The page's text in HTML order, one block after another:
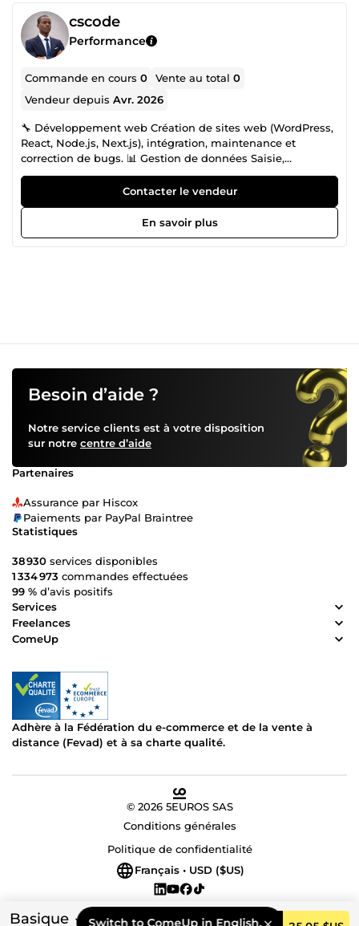
Basique
cscode
Performance
Commande en cours0 Vente au total0
Vendeur depuisAvr. 2026
🔧 Développement web Création de sites web (WordPress,
React, Node.js, Next.js), intégration, maintenance et
correction de bugs. 📊 Gestion de données Saisie,
nettoyage, organisation Excel/Google Sheets, conversion
PDF en tableaux exploitables. ⚡ Pourquoi moi ? Licence en
Informatique de Gestion · Livraison dans les délais
Disponible sur les horaires européens · Je réponds dans
l'heure.
Contacter le vendeur
En savoir plus
Switch to ComeUp in English.
Besoin d’aide ?
Notre service clients est à votre disposition
sur notre centre d’aide
Partenaires
Assurance par Hiscox
Paiements par PayPal Braintree
Statistiques
38 930 services disponibles
1 334 973 commandes effectuées
99 % d’avis positifs
Services
Freelances
ComeUp
Adhère à la Fédération du e-commerce et de la vente à
distance (Fevad) et à sa charte qualité.
© 2026 5EUROS SAS
Conditions générales
Politique de confidentialité
Français • USD ($US)